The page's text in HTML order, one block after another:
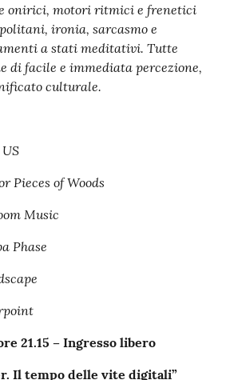
onirici, motori ritmici e frenetici
ironia, sarcasmo e
a stati meditativi. Tutte
di facile e immediata percezione,
culturale.
Pieces of Woods
Music
Phase
21.15 – Ingresso libero
Il tempo delle vite digitali”